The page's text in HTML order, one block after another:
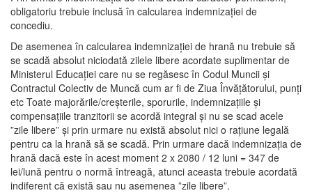
obligatoriu trebuie inclusă în calcularea indemnizaţiei de
concediu.
De asemenea în calcularea indemnizației de hrană nu trebuie să
se scadă absolut niciodată zilele libere acordate suplimentar de
Ministerul Educației care nu se regăsesc în Codul Muncii și
Contractul Colectiv de Muncă cum ar fi de Ziua Învățătorului, punți
etc Toate majorările/creșterile, sporurile, indemnizațiile și
compensațiile tranzitorii se acordă integral și nu se scad acele
”zile libere” și prin urmare nu există absolut nici o rațiune legală
pentru ca la hrană să se scadă. Prin urmare dacă indemnizația de
hrană dacă este în acest moment 2 x 2080 / 12 luni = 347 de
lei/lună pentru o normă întreagă, atunci aceasta trebuie acordată
indiferent că există sau nu asemenea ”zile libere”.